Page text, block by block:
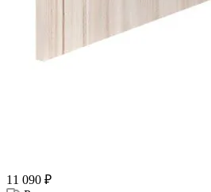
11 090 ₽